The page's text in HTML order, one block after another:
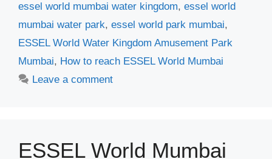
essel world mumbai water kingdom, essel world
mumbai water park, essel world park mumbai,
ESSEL World Water Kingdom Amusement Park
Mumbai, How to reach ESSEL World Mumbai
Leave a comment
ESSEL World Mumbai